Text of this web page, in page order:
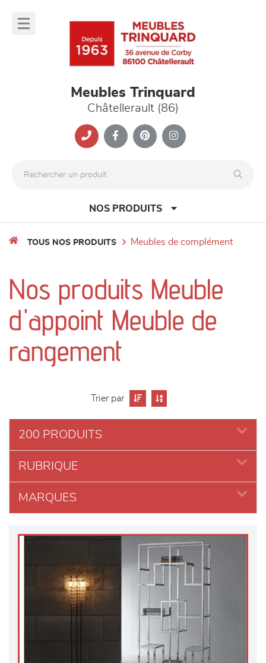
Meubles Trinquard
Châtellerault (86)
NOS PRODUITS
séjours
meubles de complément
chambres et dressing
décoration
TOUS NOS PRODUITS meubles de complément
Nos produits Meuble
d'appoint Meuble de
rangement
Trier par
200 PRODUITS
RUBRIQUE
MARQUES